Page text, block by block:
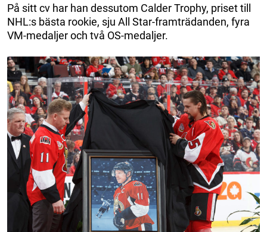
På sitt cv har han dessutom Calder Trophy, priset till
NHL:s bästa rookie, sju All Star-framträdanden, fyra
VM-medaljer och två OS-medaljer.